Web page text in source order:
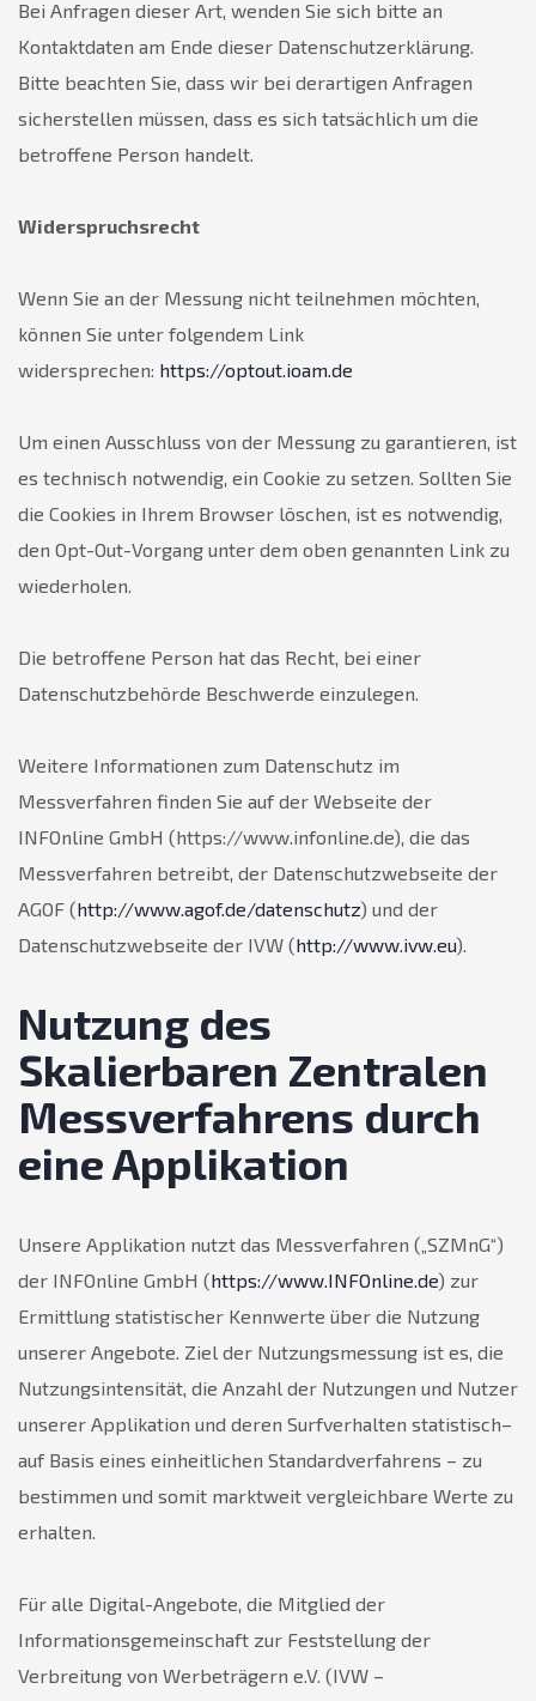
Bei Anfragen dieser Art, wenden Sie sich bitte an
Kontaktdaten am Ende dieser Datenschutzerklärung.
Bitte beachten Sie, dass wir bei derartigen Anfragen
sicherstellen müssen, dass es sich tatsächlich um die
betroffene Person handelt.
Widerspruchsrecht
Wenn Sie an der Messung nicht teilnehmen möchten,
können Sie unter folgendem Link
widersprechen: https://optout.ioam.de
Um einen Ausschluss von der Messung zu garantieren, ist
es technisch notwendig, ein Cookie zu setzen. Sollten Sie
die Cookies in Ihrem Browser löschen, ist es notwendig,
den Opt-Out-Vorgang unter dem oben genannten Link zu
wiederholen.
Die betroffene Person hat das Recht, bei einer
Datenschutzbehörde Beschwerde einzulegen.
Weitere Informationen zum Datenschutz im
Messverfahren finden Sie auf der Webseite der
INFOnline GmbH (https://www.infonline.de), die das
Messverfahren betreibt, der Datenschutzwebseite der
AGOF (http://www.agof.de/datenschutz) und der
Datenschutzwebseite der IVW (http://www.ivw.eu).
Nutzung des
Skalierbaren Zentralen
Messverfahrens durch
eine Applikation
Unsere Applikation nutzt das Messverfahren („SZMnG“)
der INFOnline GmbH (https://www.INFOnline.de) zur
Ermittlung statistischer Kennwerte über die Nutzung
unserer Angebote. Ziel der Nutzungsmessung ist es, die
Nutzungsintensität, die Anzahl der Nutzungen und Nutzer
unserer Applikation und deren Surfverhalten statistisch–
auf Basis eines einheitlichen Standardverfahrens – zu
bestimmen und somit marktweit vergleichbare Werte zu
erhalten.
Für alle Digital-Angebote, die Mitglied der
Informationsgemeinschaft zur Feststellung der
Verbreitung von Werbeträgern e.V. (IVW –